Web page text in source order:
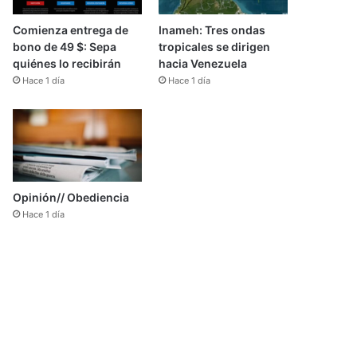
Comienza entrega de
bono de 49 $: Sepa
quiénes lo recibirán
Hace 1 día
Inameh: Tres ondas
tropicales se dirigen
hacia Venezuela
Hace 1 día
Opinión// Obediencia
Hace 1 día